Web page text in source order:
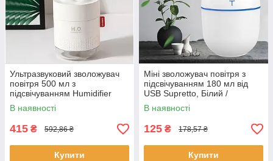
Ультразвуковий зволожувач
повітря 500 мл з
підсвічуванням Humidifier
H2O / Безшумний
аромадиффузор
В наявності
415 ₴ 592,86 ₴
Купити
Міні зволожувач повітря з
підсвічуванням 180 мл від
USB Supretto, Білий /
Безшумний аромадіфузор
В наявності
125 ₴ 178,57 ₴
Купити